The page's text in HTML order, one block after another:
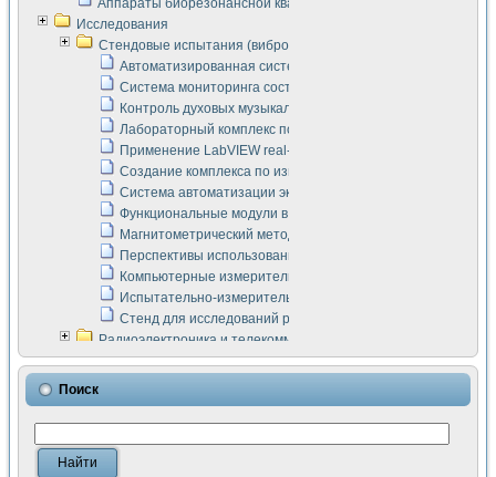
Аппараты биорезонансной квантовой терапии серии СКАН
Исследования
Стендовые испытания (виброакустика, тензометрия и т.п.)
Автоматизированная система измерения параметров
Система мониторинга состояния тяговых
Контроль духовых музыкальных инструментов
Лабораторный комплекс по исследованию элементной
Применение LabVIEW real-time module для
Создание комплекса по измерению скорости подвижного
Система автоматизации экспериментальных
Функциональные модули в стандарте Nl SCXI для
Магнитометрический метод в дефектоскопии сварных
Перспективы использования машинного зрения в
Компьютерные измерительные системы для
Испытательно-измерительный комплекс аппаратуры для
Стенд для исследований рабочих процессов ДВС в
Радиоэлектроника и телекоммуникации
LabVIEW в расчетах радиолиний систем передачи данных
Аппаратно-программный комплекс для исследования
Виртуальный лабораторный стенд для исследования
Измерение шумовых параметров операционных
Измерительный преобразователь на основе цифровой
Поиск